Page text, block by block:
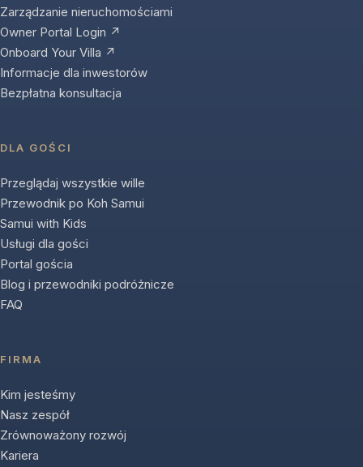
Zarządzanie nieruchomościami
Owner Portal Login ↗
Onboard Your Villa ↗
Informacje dla inwestorów
Bezpłatna konsultacja
DLA GOŚCI
Przeglądaj wszystkie wille
Przewodnik po Koh Samui
Samui with Kids
Usługi dla gości
Portal gościa
Blog i przewodniki podróżnicze
FAQ
FIRMA
Kim jesteśmy
Nasz zespół
Zrównoważony rozwój
Kariera